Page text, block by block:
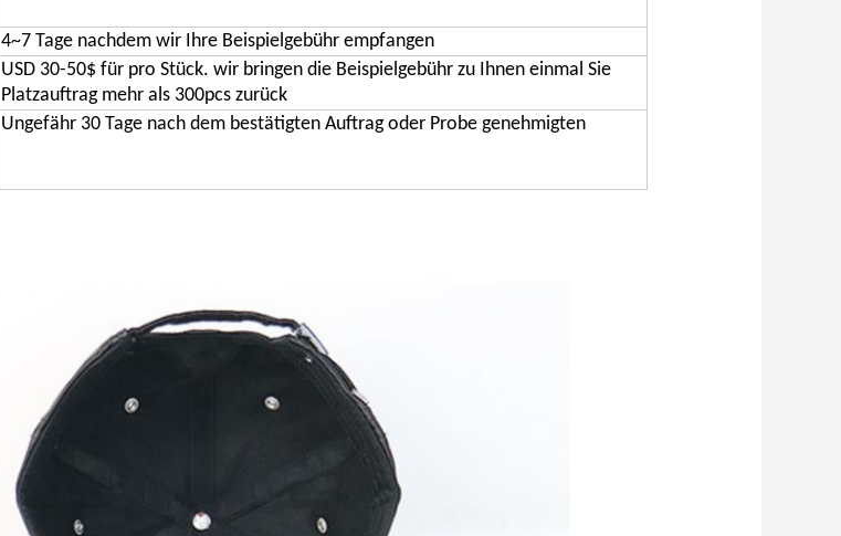
4~7 Tage nachdem wir Ihre Beispielgebühr empfangen
USD 30-50$ für pro Stück. wir bringen die Beispielgebühr zu Ihnen einmal Sie
Platzauftrag mehr als 300pcs zurück
Ungefähr 30 Tage nach dem bestätigten Auftrag oder Probe genehmigten